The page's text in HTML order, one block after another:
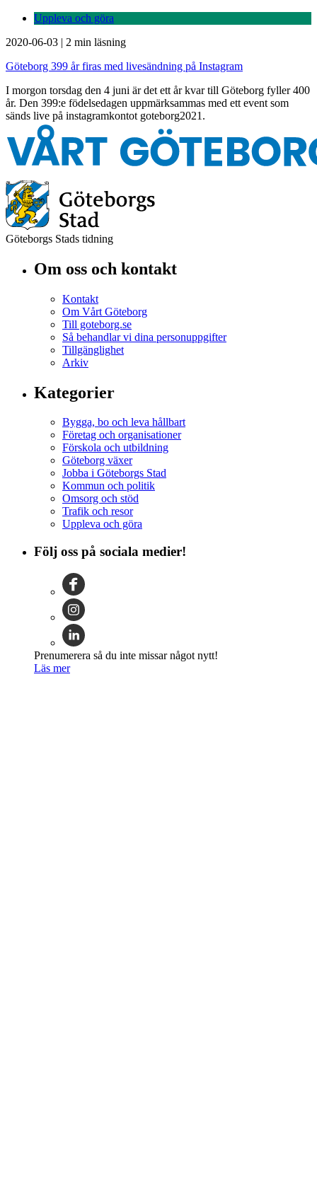
Uppleva och göra
2020-06-03 | 2 min läsning
Göteborg 399 år firas med livesändning på Instagram
I morgon torsdag den 4 juni är det ett år kvar till Göteborg fyller 400
år. Den 399:e födelsedagen uppmärksammas med ett event som
sänds live på instagramkontot goteborg2021.
Göteborgs Stads tidning
Om oss och kontakt
Kontakt
Om Vårt Göteborg
Till goteborg.se
Så behandlar vi dina personuppgifter
Tillgänglighet
Arkiv
Kategorier
Bygga, bo och leva hållbart
Företag och organisationer
Förskola och utbildning
Göteborg växer
Jobba i Göteborgs Stad
Kommun och politik
Omsorg och stöd
Trafik och resor
Uppleva och göra
Följ oss på sociala medier!
Prenumerera så du inte missar något nytt!
Läs mer